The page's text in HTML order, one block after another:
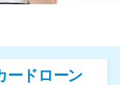
ードローン